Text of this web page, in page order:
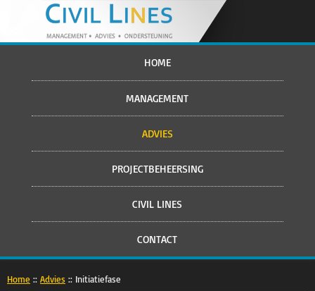
HOME
MANAGEMENT
ADVIES
PROJECTBEHEERSING
CIVIL LINES
CONTACT
Home :: Advies :: Initiatiefase